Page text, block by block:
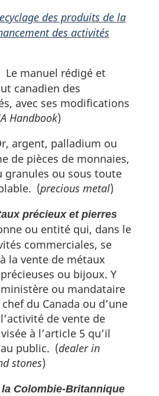
des produits de la
des activités
Le manuel rédigé et
canadien des
avec ses modifications
Handbook)
argent, palladium ou
de pièces de monnaies,
granules ou sous toute
(precious metal)
précieux et pierres
ou entité qui, dans le
commerciales, se
la vente de métaux
ou bijoux. Y
ou mandataire
du Canada ou d’une
de vente de
à l’article 5 qu’il
au public. (dealer in
stones)
Colombie-Britannique